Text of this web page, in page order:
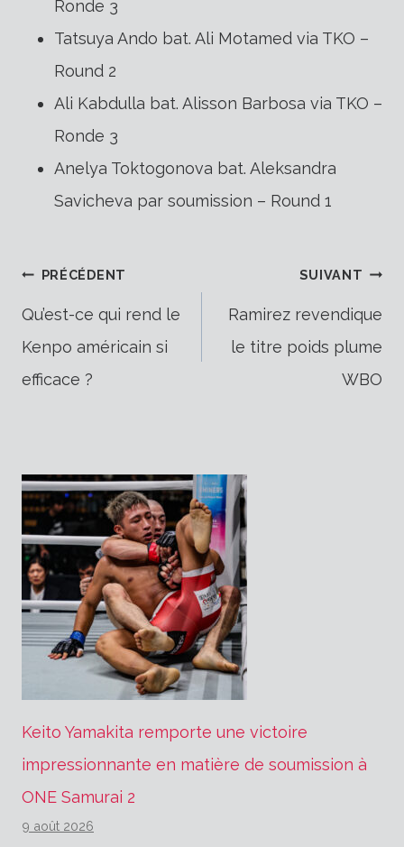
Ronde 3
Tatsuya Ando bat. Ali Motamed via TKO –
Round 2
Ali Kabdulla bat. Alisson Barbosa via TKO –
Ronde 3
Anelya Toktogonova bat. Aleksandra
Savicheva par soumission – Round 1
Navigation
de
l’article
PRÉCÉDENT
Qu’est-ce qui rend le
Kenpo américain si
efficace ?
SUIVANT
Ramirez revendique
le titre poids plume
WBO
Keito Yamakita remporte une victoire
impressionnante en matière de soumission à
ONE Samurai 2
9 août 2026